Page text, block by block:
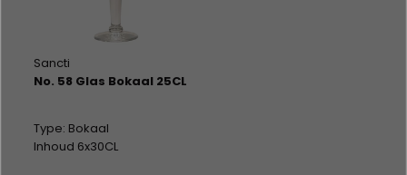
Sancti
No. 58 Glas Bokaal 25CL
Type: Bokaal
Inhoud 6x30CL